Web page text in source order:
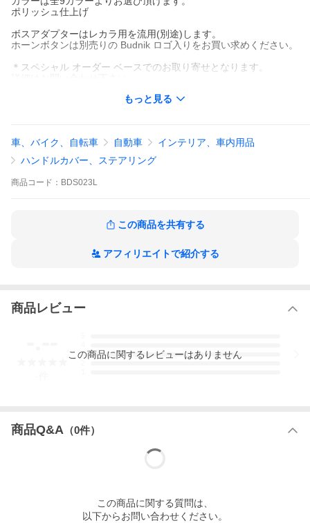
ポリッシュ仕上げ
ボスアダプターはレカラ用を流用(別途)します。
ホーンボタンは別売りの Budnik ロゴ入りをお買い求めください。
＊スペシャル オーダー ベースでのお取り寄せとなります。
また、納期に関しましてもお取り寄せになります。お問い合わせ
下さい。
ホーンボタンのデザインは、入荷時期により異なる場合がござい
もっと見る
車、バイク、自転車 自動車
インテリア、車内用品
ハンドルカバー、ステアリング
商品 コード： BDS023L
この商品を共有する
アフィリエイトで紹介する
商品レビュー
3
この商品に関するレビューはありません
商品Q&A （0件）
この商品に関する質問は、
以下からお問い合わせください。